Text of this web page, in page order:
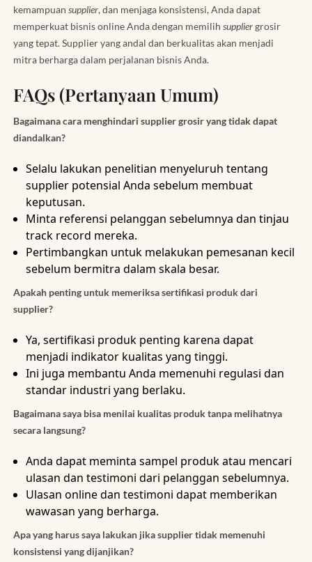
kemampuan supplier, dan menjaga konsistensi, Anda dapat
memperkuat bisnis online Anda dengan memilih suppliergrosir
yang tepat. Supplier yang andal dan berkualitas akan menjadi
mitra berharga dalam perjalanan bisnis Anda.
FAQs (Pertanyaan Umum)
Bagaimana cara menghindari supplier grosir yang tidak dapat
diandalkan?
Selalu lakukan penelitian menyeluruh tentang
supplier potensial Anda sebelum membuat
keputusan.
Minta referensi pelanggan sebelumnya dan tinjau
track record mereka.
Pertimbangkan untuk melakukan pemesanan kecil
sebelum bermitra dalam skala besar.
Apakah penting untuk memeriksa sertifikasi produk dari
supplier?
Ya, sertifikasi produk penting karena dapat
menjadi indikator kualitas yang tinggi.
Ini juga membantu Anda memenuhi regulasi dan
standar industri yang berlaku.
Bagaimana saya bisa menilai kualitas produk tanpa melihatnya
secara langsung?
Anda dapat meminta sampel produk atau mencari
ulasan dan testimoni dari pelanggan sebelumnya.
Ulasan online dan testimoni dapat memberikan
wawasan yang berharga.
Apa yang harus saya lakukan jika supplier tidak memenuhi
konsistensi yang dijanjikan?